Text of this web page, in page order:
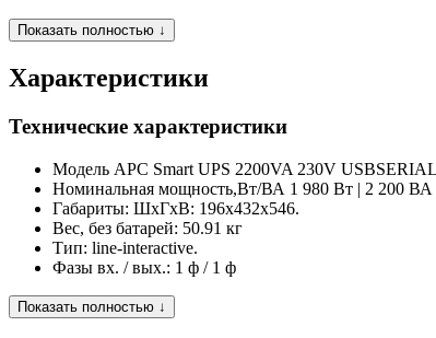
Показать полностью ↓
Характеристики
Технические характеристики
Модель APC Smart UPS 2200VA 230V USBSERIAL
Номинальная мощность,Вт/ВА 1 980 Вт | 2 200 ВА
Габариты: ШхГхВ: 196x432x546.
Вес, без батарей: 50.91 кг
Тип: line-interactive.
Фазы вх. / вых.: 1 ф / 1 ф
Показать полностью ↓